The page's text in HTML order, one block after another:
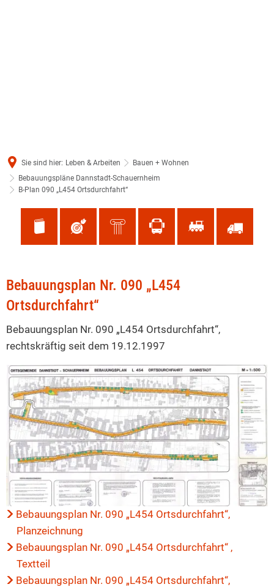
Sie sind hier: Leben & Arbeiten
Bauen + Wohnen
Bebauungspläne Dannstadt-Schauernheim
B-Plan 090 „L454 Ortsdurchfahrt“
B-
Plan
090
„L454
Ortsdurchfahrt“
Bebauungsplan Nr. 090 „L454
Ortsdurchfahrt“
Bebauungsplan Nr. 090 „L454 Ortsdurchfahrt“,
rechtskräftig seit dem 19.12.1997
Bebauungsplan Nr. 090 „L454 Ortsdurchfahrt“,
Planzeichnung
Bebauungsplan Nr. 090 „L454 Ortsdurchfahrt“ ,
Textteil
Bebauungsplan Nr. 090 „L454 Ortsdurchfahrt“,